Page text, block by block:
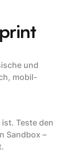
und
mobil-
Teste den
Sandbox –